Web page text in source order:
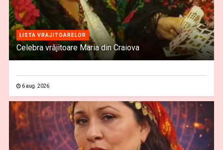
LISTA VRAJITOARELOR
Celebra vrăjitoare Maria din Craiova
6 aug. 2026